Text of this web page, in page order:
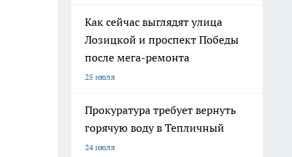
Как сейчас выглядят улица
Лозицкой и проспект Победы
после мега-ремонта
25 июля
Прокуратура требует вернуть
горячую воду в Тепличный
24 июля